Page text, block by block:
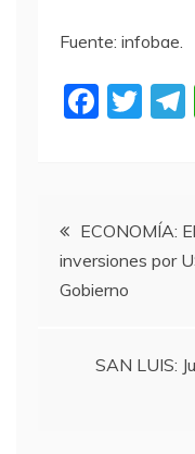
Fuente: infobae.
F
b
o
o
T
Navegación
de
ECONOMÍA:
inversiones por
Gobierno
SAN LUIS: